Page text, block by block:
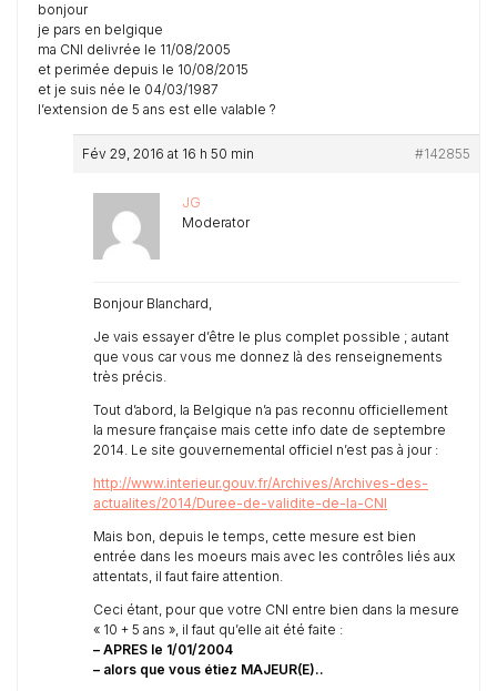
bonjour
je pars en belgique
ma CNI delivrée le 11/08/2005
et perimée depuis le 10/08/2015
et je suis née le 04/03/1987
l’extension de 5 ans est elle valable ?
Fév 29, 2016 at 16 h 50 min #142855
JG
Moderator
Bonjour Blanchard,
Je vais essayer d’être le plus complet possible ; autant
que vous car vous me donnez là des renseignements
très précis.
Tout d’abord, la Belgique n’a pas reconnu officiellement
la mesure française mais cette info date de septembre
2014. Le site gouvernemental officiel n’est pas à jour :
http://www.interieur.gouv.fr/Archives/Archives-des-
actualites/2014/Duree-de-validite-de-la-CNI
Mais bon, depuis le temps, cette mesure est bien
entrée dans les moeurs mais avec les contrôles liés aux
attentats, il faut faire attention.
Ceci étant, pour que votre CNI entre bien dans la mesure
« 10 + 5 ans », il faut qu’elle ait été faite :
– APRES le 1/01/2004
– alors que vous étiez MAJEUR(E)..